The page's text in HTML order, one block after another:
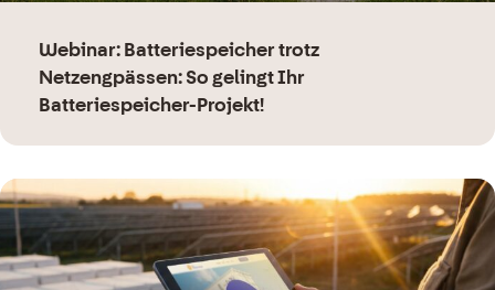
Webinar: Batteriespeicher trotz
Netzengpässen: So gelingt Ihr
Batteriespeicher-Projekt!